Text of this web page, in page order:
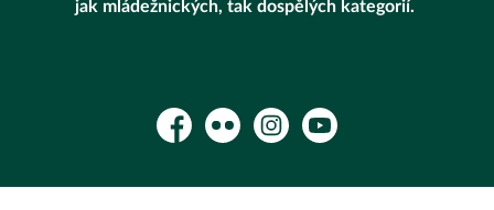
jak mládežnických, tak dospělých kategorií.
FacebookFlickr InstagramYouTube